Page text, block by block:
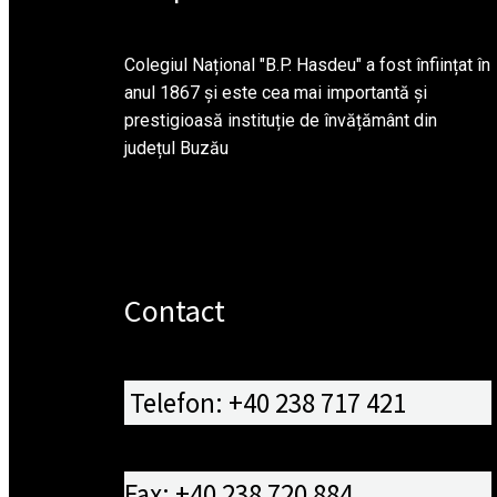
Colegiul Național "B.P. Hasdeu" a fost înființat în
anul 1867 și este cea mai importantă și
prestigioasă instituție de învățământ din
județul Buzău
Contact
Telefon: +40 238 717 421